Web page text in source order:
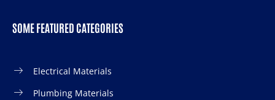
SOME FEATURED CATEGORIES
Electrical Materials
Plumbing Materials